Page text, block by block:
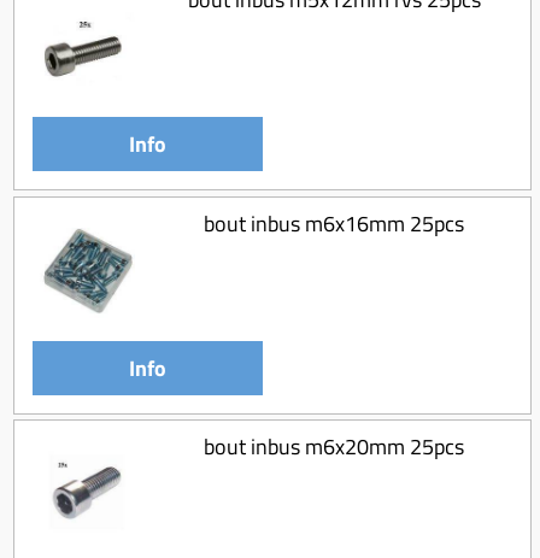
Info
bout inbus m6x16mm 25pcs
Info
bout inbus m6x20mm 25pcs